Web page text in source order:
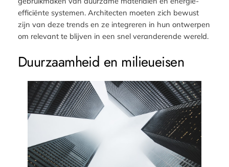
efficiënte systemen. Architecten moeten zich bewust
zijn van deze trends en ze integreren in hun ontwerpen
om relevant te blijven in een snel veranderende wereld.
Duurzaamheid en milieueisen